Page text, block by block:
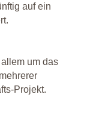
auf ein
um das
Projekt.